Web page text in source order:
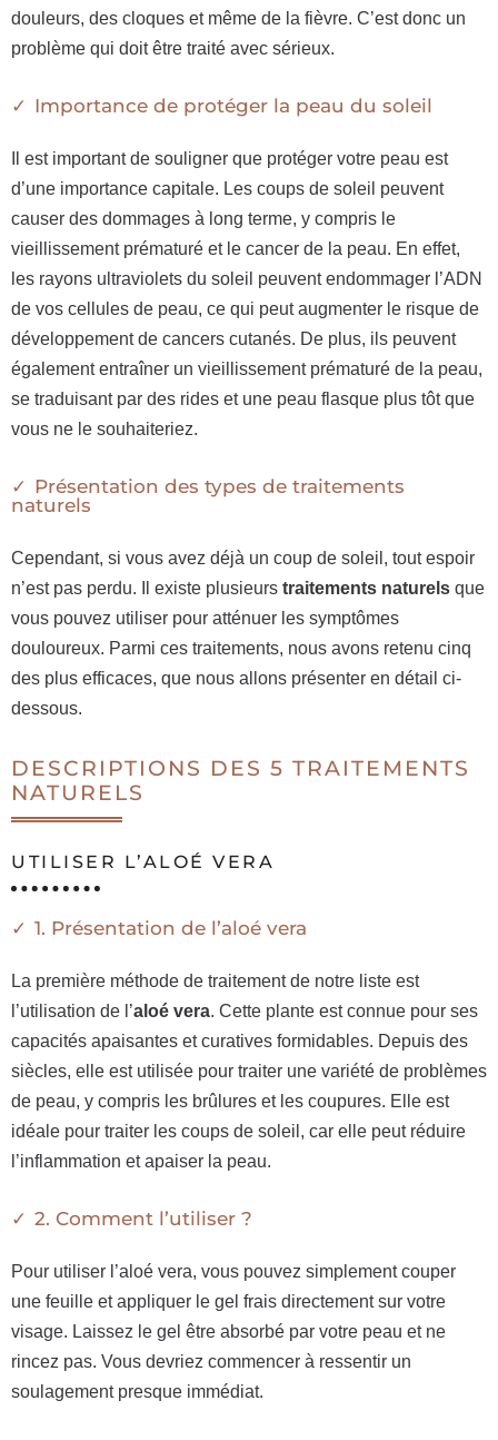
douleurs, des cloques et même de la fièvre. C’est donc un
problème qui doit être traité avec sérieux.
Importance de protéger la peau du soleil
Il est important de souligner que protéger votre peau est
d’une importance capitale. Les coups de soleil peuvent
causer des dommages à long terme, y compris le
vieillissement prématuré et le cancer de la peau. En effet,
les rayons ultraviolets du soleil peuvent endommager l’ADN
de vos cellules de peau, ce qui peut augmenter le risque de
développement de cancers cutanés. De plus, ils peuvent
également entraîner un vieillissement prématuré de la peau,
se traduisant par des rides et une peau flasque plus tôt que
vous ne le souhaiteriez.
Présentation des types de traitements
naturels
Cependant, si vous avez déjà un coup de soleil, tout espoir
n’est pas perdu. Il existe plusieurs traitements naturels que
vous pouvez utiliser pour atténuer les symptômes
douloureux. Parmi ces traitements, nous avons retenu cinq
des plus efficaces, que nous allons présenter en détail ci-
dessous.
DESCRIPTIONS DES 5 TRAITEMENTS
NATURELS
UTILISER L’ALOÉ VERA
1. Présentation de l’aloé vera
La première méthode de traitement de notre liste est
l’utilisation de l’aloé vera. Cette plante est connue pour ses
capacités apaisantes et curatives formidables. Depuis des
siècles, elle est utilisée pour traiter une variété de problèmes
de peau, y compris les brûlures et les coupures. Elle est
idéale pour traiter les coups de soleil, car elle peut réduire
l’inflammation et apaiser la peau.
2. Comment l’utiliser ?
Pour utiliser l’aloé vera, vous pouvez simplement couper
une feuille et appliquer le gel frais directement sur votre
visage. Laissez le gel être absorbé par votre peau et ne
rincez pas. Vous devriez commencer à ressentir un
soulagement presque immédiat.